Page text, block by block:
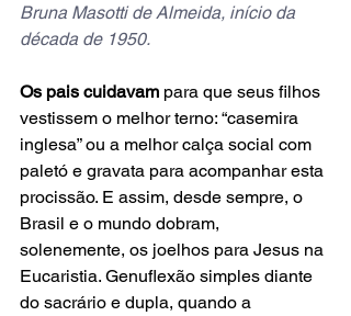
Bruna Masotti de Almeida, início da
década de 1950.
Os pais cuidavam para que seus filhos
vestissem o melhor terno: “casemira
inglesa” ou a melhor calça social com
paletó e gravata para acompanhar esta
procissão. E assim, desde sempre, o
Brasil e o mundo dobram,
solenemente, os joelhos para Jesus na
Eucaristia. Genuflexão simples diante
do sacrário e dupla, quando a